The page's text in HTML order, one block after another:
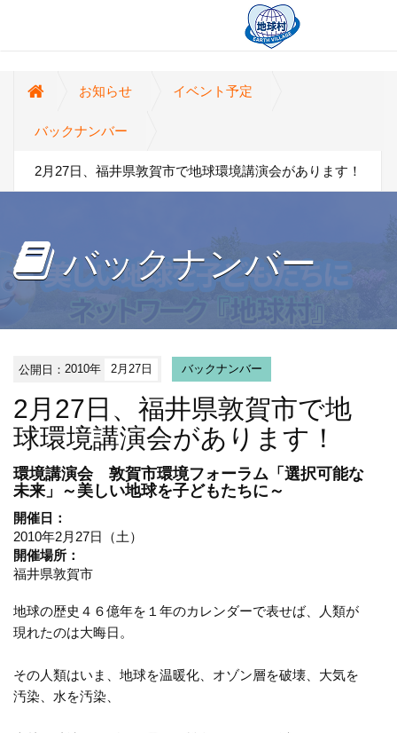
お知らせ イベント予定
バックナンバー
2月27日、福井県敦賀市で地球環境講演会があります！
バックナンバー
公開日：2010年 2月27日 バックナンバー
2月27日、福井県敦賀市で地
球環境講演会があります！
環境講演会 敦賀市環境フォーラム「選択可能な
未来」～美しい地球を子どもたちに～
開催日：
2010年2月27日（土）
開催場所：
福井県敦賀市
地球の歴史４６億年を１年のカレンダーで表せば、人類が
現れたのは大晦日。
その人類はいま、地球を温暖化、オゾン層を破壊、大気を
汚染、水を汚染、